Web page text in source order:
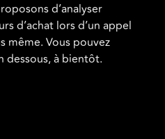
d’analyser
d’achat lors d’un appel
même. Vous pouvez
dessous, à bientôt.